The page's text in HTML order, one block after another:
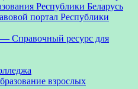
Республики Беларусь
портал Республики
Справочный ресурс для
взрослых